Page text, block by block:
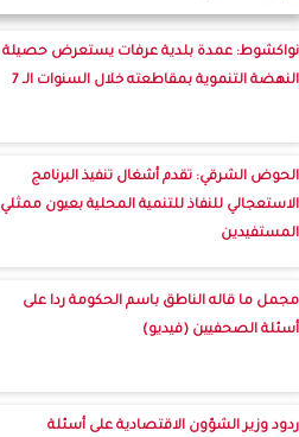
نواكشوط: عمدة بلدية عرفات يستعرض حصيلة
النهضة التنموية بمقاطعته خلال السنوات الـ 7
الحوض الشرقي: تقدم أشغال تنفيذ البرنامج
الاستعجالي للنفاذ للتنمية المحلية بعيون ممثلي
المستفيدين
مجمل ما قاله الناطق باسم الحكومة ردا على
أسئلة الصحفيين (فيديو)
ردود وزير الشؤون الاقتصادية على أسئلة